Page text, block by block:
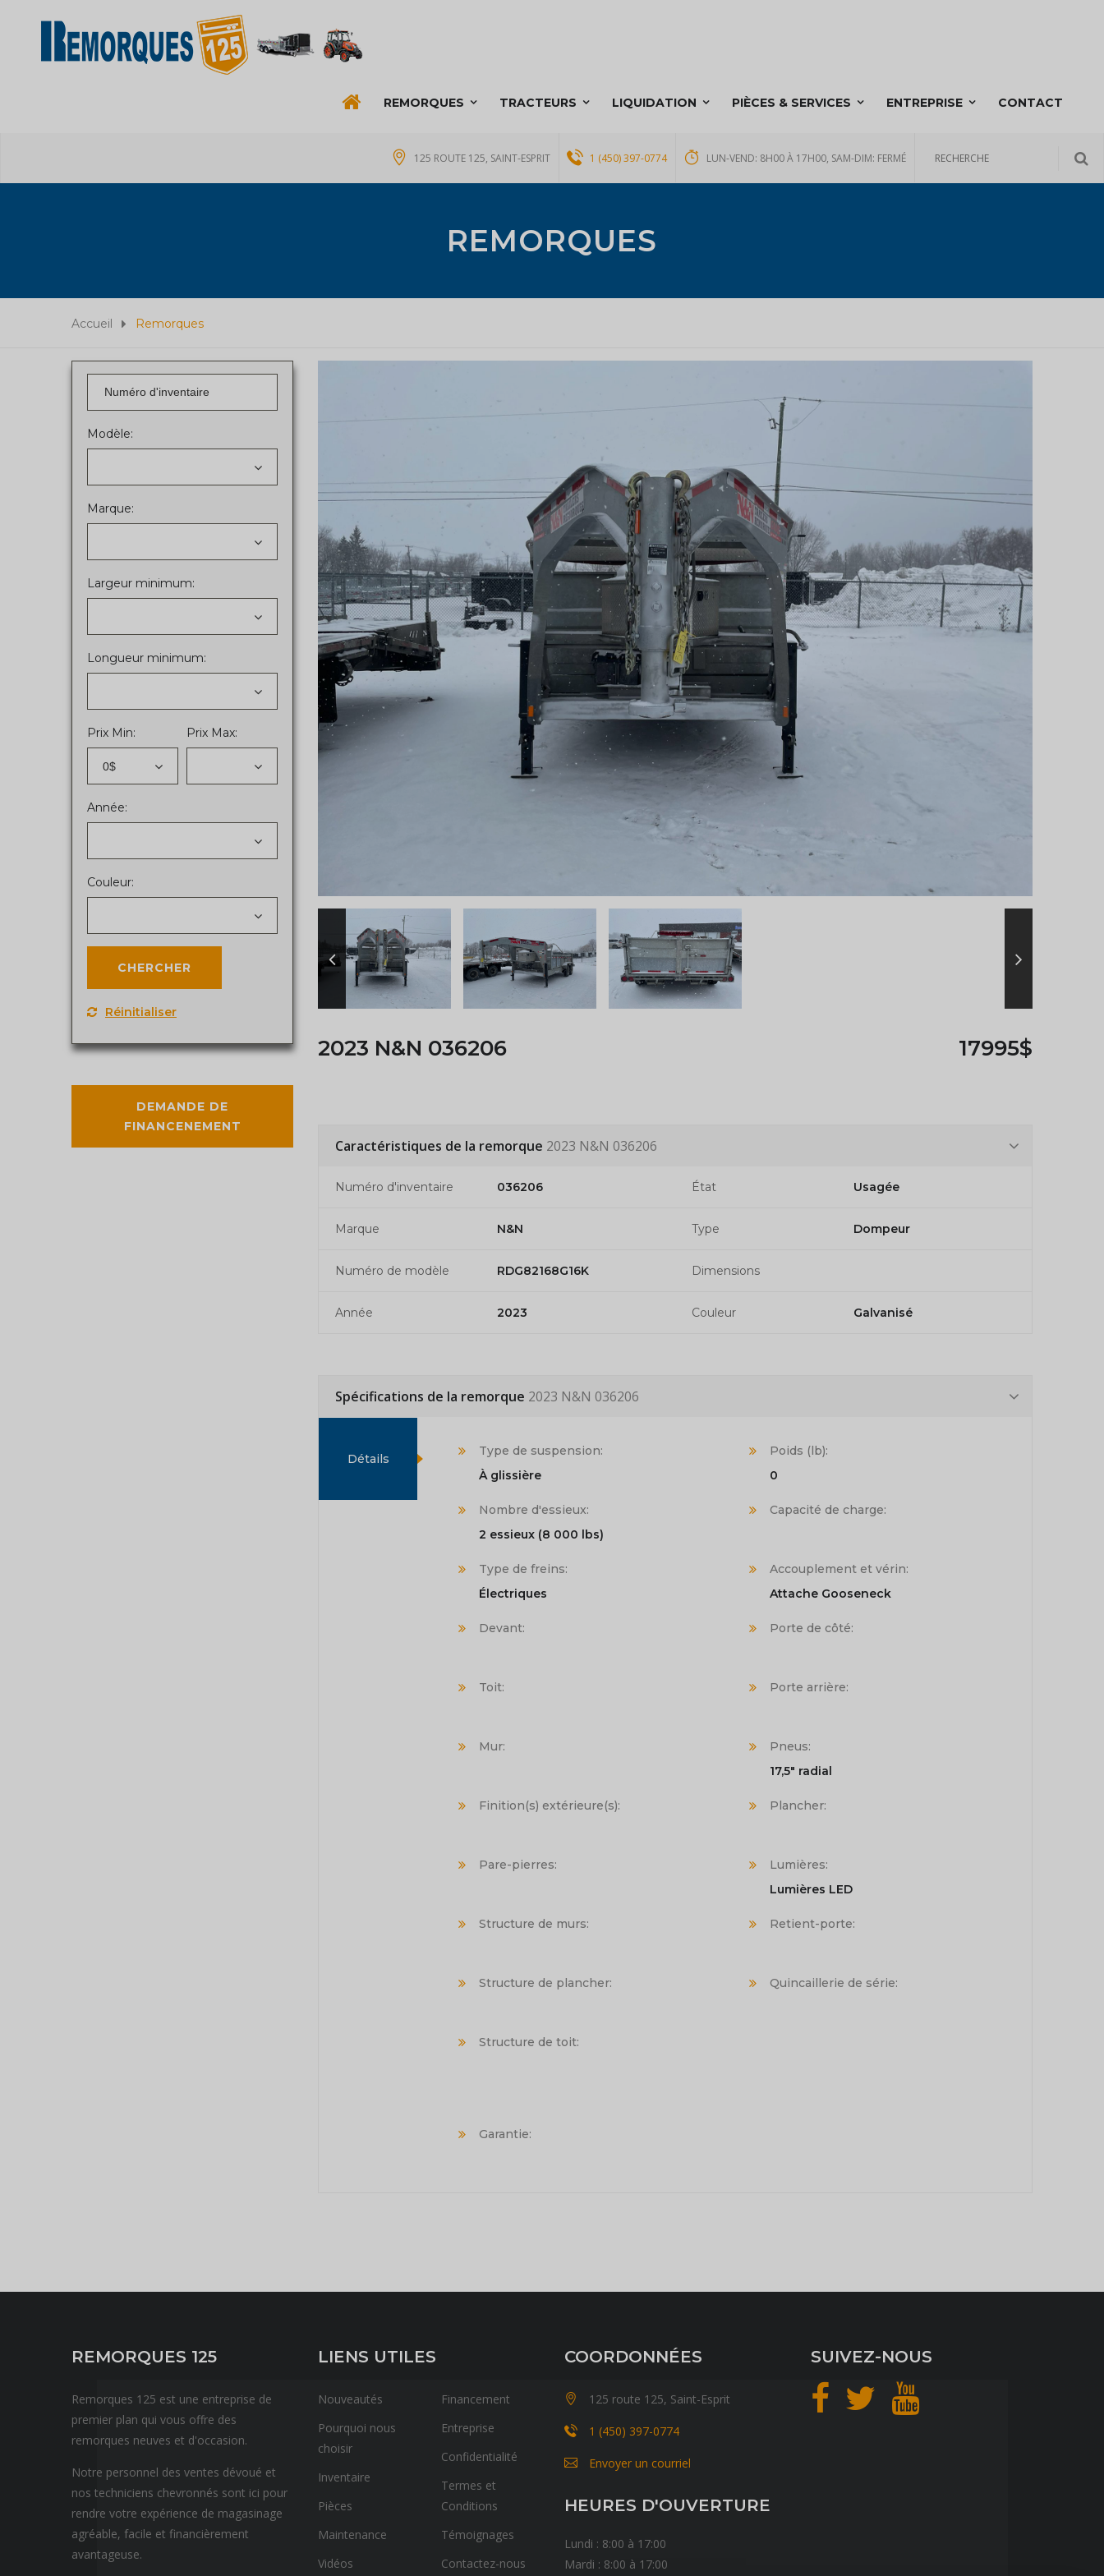
REMORQUES TRACTEURS LIQUIDATION PIÈCES & SERVICES ENTREPRISE CONTACT
125 ROUTE 125, SAINT-ESPRIT 1 (450) 397-0774 LUN-VEND: 8H00 À 17H00, SAM-DIM: FERMÉ
REMORQUES
Accueil Remorques
Modèle:
Marque:
Largeur minimum:
Longueur minimum:
Prix Min:
0$
Prix Max:
Année:
Couleur:
Réinitialiser
DEMANDE DE
FINANCENEMENT
2023 N&N 036206 17995$
Caractéristiques de la remorque 2023 N&N 036206
Numéro d'inventaire 036206
Marque N&N
Numéro de modèle RDG82168G16K
Année 2023
État Usagée
Type Dompeur
Dimensions
Couleur Galvanisé
Spécifications de la remorque 2023 N&N 036206
Détails
Type de suspension:
À glissière
Nombre d'essieux:
2 essieux (8 000 lbs)
Type de freins:
Électriques
Devant:
Toit:
Mur:
Finition(s) extérieure(s):
Pare-pierres:
Structure de murs:
Structure de plancher:
Structure de toit:
Poids (lb):
0
Capacité de charge:
Accouplement et vérin:
Attache Gooseneck
Porte de côté:
Porte arrière:
Pneus:
17,5" radial
Plancher:
Lumières:
Lumières LED
Retient-porte:
Quincaillerie de série:
Garantie:
REMORQUES 125
Remorques 125 est une entreprise de
premier plan qui vous offre des
remorques neuves et d'occasion.
Notre personnel des ventes dévoué et
nos techniciens chevronnés sont ici pour
rendre votre expérience de magasinage
agréable, facile et financièrement
avantageuse.
LIENS UTILES
Nouveautés
Pourquoi nous
choisir
Inventaire
Pièces
Maintenance
Vidéos
Financement
Entreprise
Confidentialité
Termes et
Conditions
Témoignages
Contactez-nous
COORDONNÉES
125 route 125, Saint-Esprit
1 (450) 397-0774
Envoyer un courriel
HEURES D'OUVERTURE
Lundi : 8:00 à 17:00
Mardi : 8:00 à 17:00
SUIVEZ-NOUS